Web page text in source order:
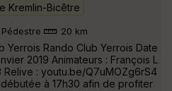
Kremlin-Bicêtre
Pédestre 20 km
Yerrois Rando Club Yerrois Date
2019 Animateurs : François L
Relive : youtu.be/Q7uMOZg6rS4
à 17h30 afin de profiter